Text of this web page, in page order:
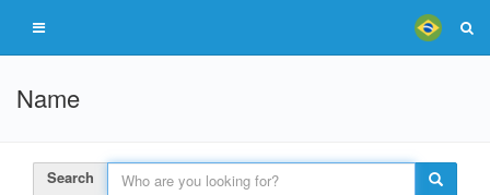
Name
Search